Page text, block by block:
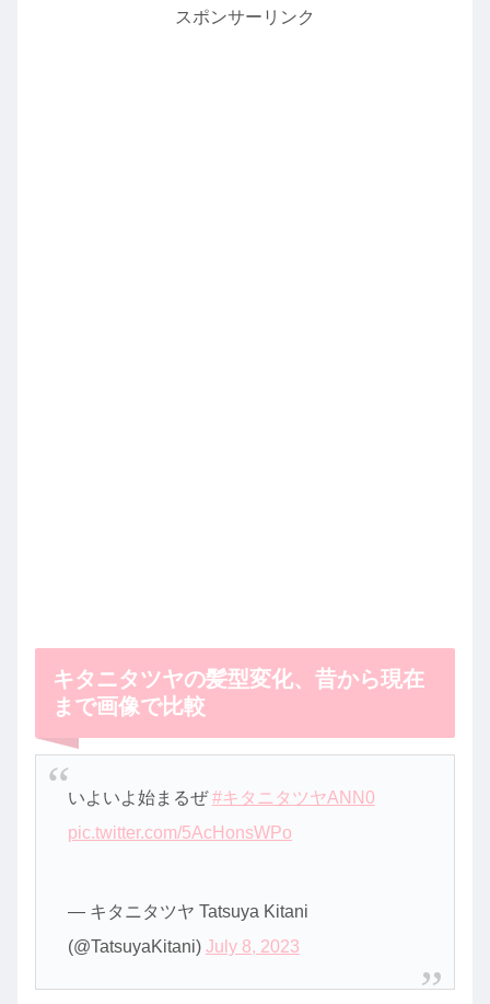
スポンサーリンク
キタニタツヤの髪型変化、昔から現在
まで画像で比較
いよいよ始まるぜ#キタニタツヤANN0
pic.twitter.com/5AcHonsWPo
— キタニタツヤ Tatsuya Kitani
(@TatsuyaKitani) July 8, 2023